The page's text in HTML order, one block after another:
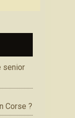
senior
Corse ?